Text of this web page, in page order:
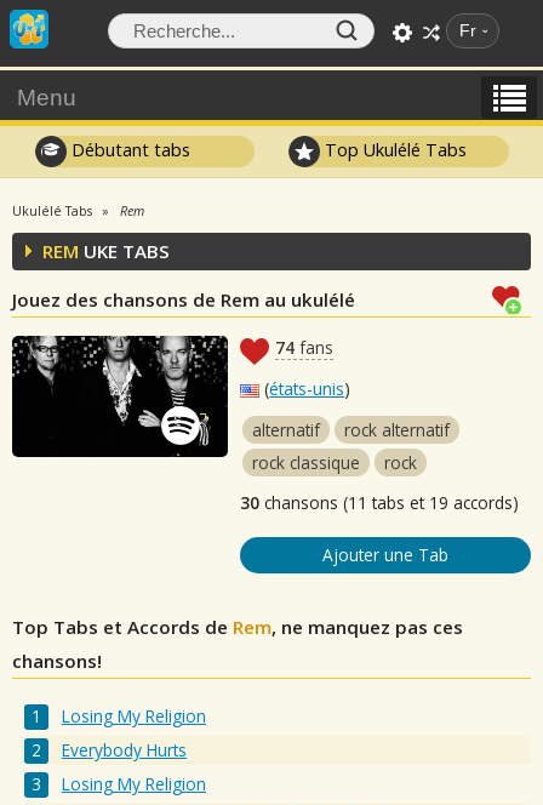
Fr
Menu
Débutant tabs Top Ukulélé Tabs
Ukulélé Tabs Rem
REM UKE TABS
Jouez des chansons de Rem au ukulélé
74 fans
(états-unis)
alternatif
rock alternatif
rock classique
rock
30 chansons (11 tabs et 19 accords)
Ajouter une Tab
Top Tabs et Accords de Rem, ne manquez pas ces
chansons!
Losing My Religion
Everybody Hurts
Losing My Religion